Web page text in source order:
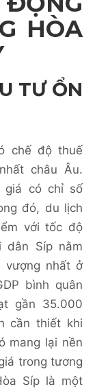
HÒA
TƯ ỔN
chế độ thuế
châu Âu.
giá có chỉ số
đó, du lịch
với tốc độ
dân Síp nằm
vượng nhất ở
bình quân
gần 35.000
cần thiết khi
mang lại nền
trong tương
Síp là một